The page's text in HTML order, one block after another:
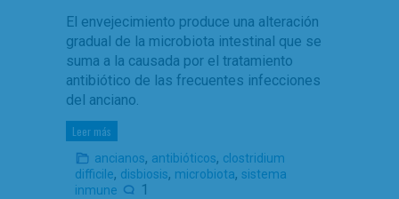
El envejecimiento produce una alteración
gradual de la microbiota intestinal que se
suma a la causada por el tratamiento
antibiótico de las frecuentes infecciones
del anciano.
Leer más
ancianos, antibióticos, clostridium
difficile, disbiosis, microbiota, sistema
inmune
1